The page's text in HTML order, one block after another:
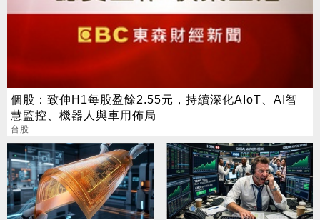
個股：致伸H1每股盈餘2.55元，持續深化AIoT、AI智
慧監控、機器人與車用佈局
台股